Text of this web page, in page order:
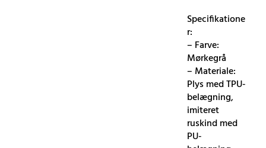
Specifikatione
r:
– Farve:
Mørkegrå
– Materiale:
Plys med TPU-
belægning,
imiteret
ruskind med
PU-